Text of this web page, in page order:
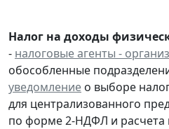
Налог на доходы
- налоговые агенты -
обособленные
уведомление о выборе
для централизованного
по форме 2-НДФЛ и